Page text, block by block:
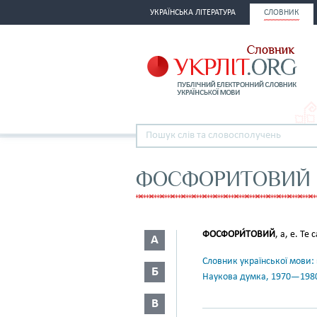
УКРАЇНСЬКА ЛІТЕРАТУРА СЛОВНИК
ФОСФОРИТОВИЙ
А
Б
В
ФОСФОРИ́ТОВИЙ, а, е. Те
Словник української
Наукова думка,